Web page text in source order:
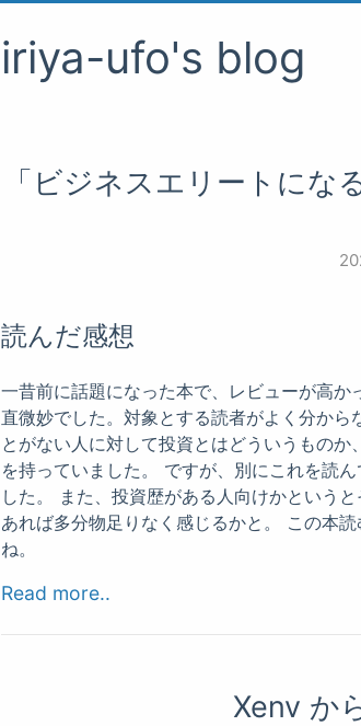
iriya-ufo's blog
「ビジネスエリートに
読んだ感想
一昔前に話題になった本で、レビューが高
直微妙でした。対象とする読者がよく分か
とがない人に対して投資とはどういうもの
を持っていました。 ですが、別にこれを読
した。 また、投資歴がある人向けかという
あれば多分物足りなく感じるかと。 この本読
ね。
Read more..
Xenv か